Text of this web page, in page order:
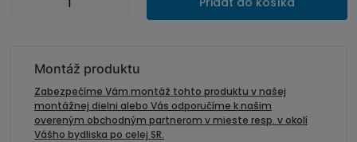
Inštalačná
9''autorádia
MITSUBISHI
Montáž produktu
Zabezpečíme Vám montáž tohto produktu v našej
montážnej dielni alebo Vás odporučíme k našim
overeným obchodným partnerom v mieste resp. v okolí
Vášho bydliska po celej SR.